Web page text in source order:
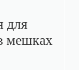
для
мешках